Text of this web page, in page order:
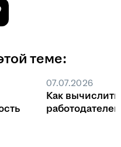
теме:
07.07.2026
Как вычислить